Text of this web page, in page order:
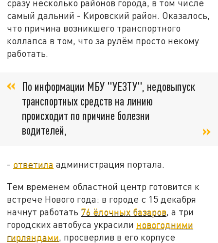
сразу несколько районов города, в том числе
самый дальний - Кировский район. Оказалось,
что причина возникшего транспортного
коллапса в том, что за рулём просто некому
работать.
По информации МБУ "УЕЗТУ", недовыпуск
транспортных средств на линию
происходит по причине болезни
водителей,
- ответила администрация портала.
Тем временем областной центр готовится к
встрече Нового года: в городе с 15 декабря
начнут работать 76 ёлочных базаров , а три
городских автобуса украсили новогодними
гирляндами , просверлив в его корпусе